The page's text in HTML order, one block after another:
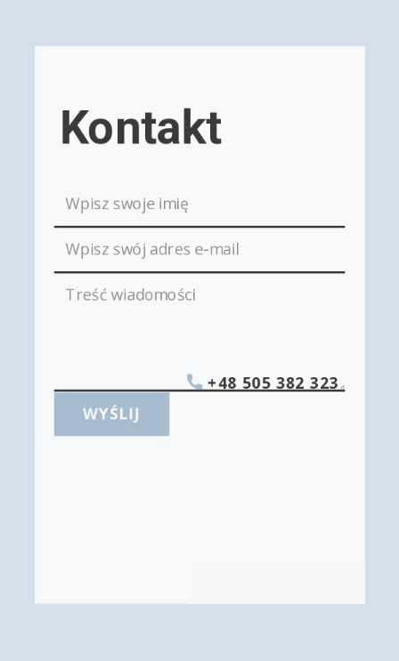
Kontakt
WYŚLIJ
+48 505 382 323